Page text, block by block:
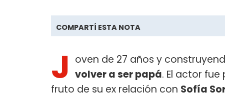
COMPARTÍ ESTA NOTA
J oven de 27 años y
volver a ser papá. El actor fue
fruto de su ex relación con Sofía